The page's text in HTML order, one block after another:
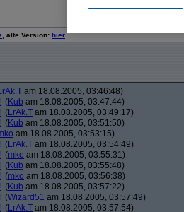
, alte Version: hier
am 18.08.2005, 03:46:48)
(Kub am 18.08.2005, 03:47:44)
(LrAk.T am 18.08.2005, 03:49:17)
(Kub am 18.08.2005, 03:51:50)
am 18.08.2005, 03:53:15)
(LrAk.T am 18.08.2005, 03:54:49)
(mko am 18.08.2005, 03:55:31)
(Kub am 18.08.2005, 03:55:48)
(mko am 18.08.2005, 03:56:38)
(Kub am 18.08.2005, 03:57:22)
(Wizard51 am 18.08.2005, 03:57:49)
(LrAk.T am 18.08.2005, 03:57:54)